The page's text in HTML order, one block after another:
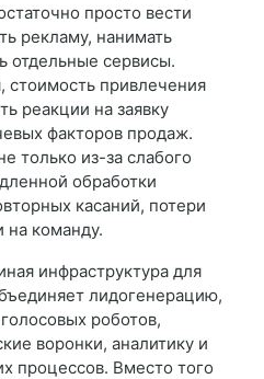
просто вести
рекламу, нанимать
отдельные сервисы.
стоимость привлечения
реакции на заявку
факторов продаж.
только из-за слабого
обработки
касаний, потери
на команду.
инфраструктура для
лидогенерацию,
роботов,
воронки, аналитику и
процессов. Вместо того